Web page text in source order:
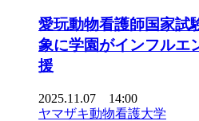
愛玩動物看護師国家試
象に学園がインフルエ
援
2025.11.07 14:00
ヤマザキ動物看護大学